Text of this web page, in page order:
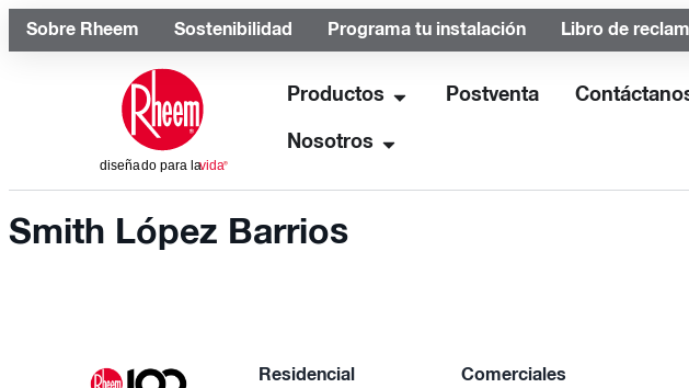
Sobre Rheem Sostenibilidad Programa tu instalación Libro de
Productos Postventa
Nosotros
Smith López Barrios
Residencial Comerciales